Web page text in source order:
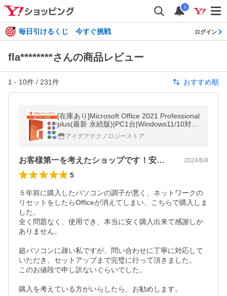
i
毎日引けるくじ 今すぐ挑戦 ログイン
fla********さんの商品レビュー
1 - 10件 / 231件 おすすめ順
[在庫あり]Microsoft Office 2021 Professional
plus(最新 永続版)|PC1台|Windows11/10対
応|office 2019/2021プロダクトキー[代引き不
可]※office 2021 mac
アイデアテクノロジーストア
お客様第一を考えたショップです！安心保証 2024/6/4
5
５年前に購入したパソコンの調子が悪く、ネットワークの
リセットをしたらOfficeが消えてしまい、こちらで購入しま
した。
全く問題なく、使用でき、本当に安く購入出来て感謝しか
ありません。
超パソコンに疎い私ですが、問い合わせに丁寧に対応して
いただき、セットアップまで完璧に行って頂きました。
このお値段で申し訳ないぐらいでした。
購入を考えている方がいらしたら、お勧めします。